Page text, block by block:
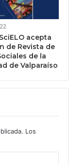
acepta
de Revista de
de la
de Valparaíso
Los